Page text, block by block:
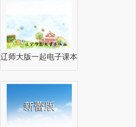
辽师大版一起电子课本